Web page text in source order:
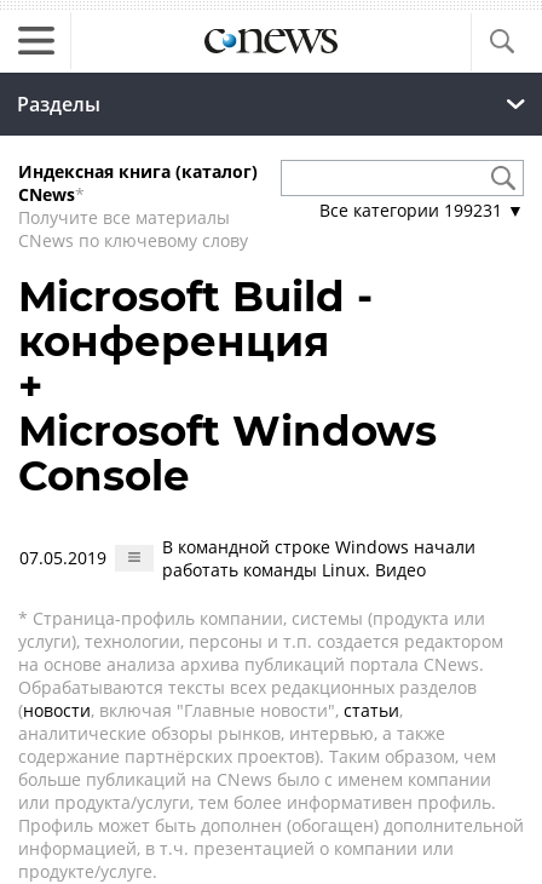
Разделы
Индексная книга (каталог)
CNews*
Получите все материалы
CNews по ключевому слову
Все категории 199231 ▼
Microsoft Build -
конференция
+
Microsoft Windows
Console
07.05.2019
В командной строке Windows начали
работать команды Linux. Видео
* Страница-профиль компании, системы (продукта или
услуги), технологии, персоны и т.п. создается редактором
на основе анализа архива публикаций портала CNews.
Обрабатываются тексты всех редакционных разделов
(новости, включая "Главные новости", статьи,
аналитические обзоры рынков, интервью, а также
содержание партнёрских проектов). Таким образом, чем
больше публикаций на CNews было с именем компании
или продукта/услуги, тем более информативен профиль.
Профиль может быть дополнен (обогащен) дополнительной
информацией, в т.ч. презентацией о компании или
продукте/услуге.